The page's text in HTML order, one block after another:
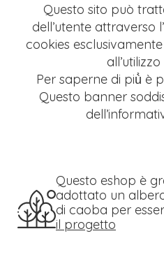
Questo sito può
dell’utente attraverso
cookies
Per saperne di più̀ è
Questo banner
Questo eshop è
adottato un
di caoba per
il progetto